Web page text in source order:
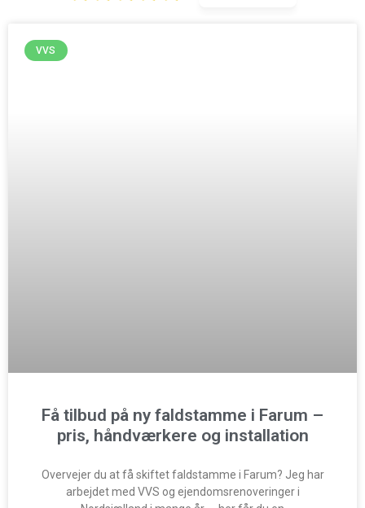
VVS
Få tilbud på ny faldstamme i Farum –
pris, håndværkere og installation
Overvejer du at få skiftet faldstamme i Farum? Jeg har
arbejdet med VVS og ejendomsrenoveringer i